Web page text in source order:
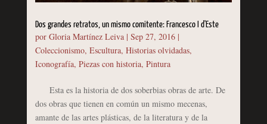
Dos grandes retratos, un mismo comitente: Francesco I d'Este
por Gloria Martínez Leiva| Sep 27, 2016|
Coleccionismo, Escultura, Historias olvidadas,
Iconografía, Piezas con historia, Pintura
Esta es la historia de dos soberbias obras de arte. De
dos obras que tienen en común un mismo mecenas,
amante de las artes plásticas, de la literatura y de la